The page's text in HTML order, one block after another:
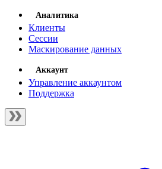
Аналитика
Клиенты
Сессии
Маскирование данных
Аккаунт
Управление аккаунтом
Поддержка